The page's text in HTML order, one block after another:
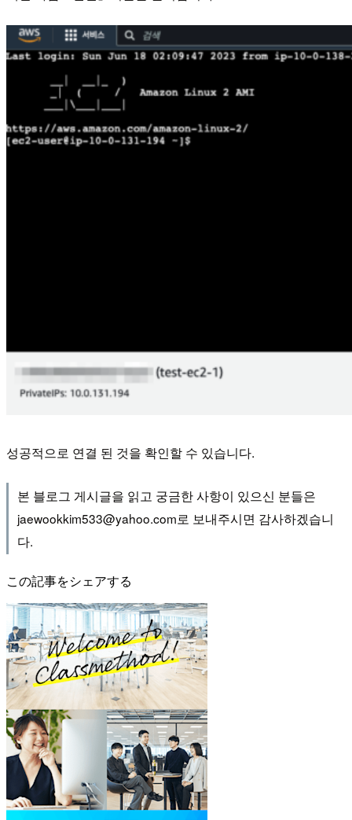
성공적으로 연결 된 것을 확인할 수 있습니다.
본 블로그 게시글을 읽고 궁금한 사항이 있으신 분들은
jaewookkim533@yahoo.com로 보내주시면 감사하겠습니
다.
この記事をシェアする